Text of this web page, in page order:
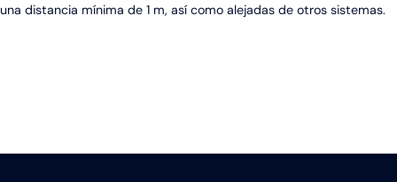
una distancia mínima de 1 m, así como alejadas de otros sistemas.